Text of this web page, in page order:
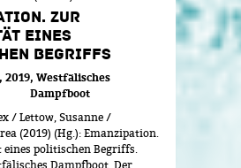
ZUR
EINES
BEGRIFFS
2019 Westfälisches
Dampfboot
/ Lettow, Susanne /
(2019) (Hg.): Emanzipation.
politischen Begriffs.
Dampfboot. Der